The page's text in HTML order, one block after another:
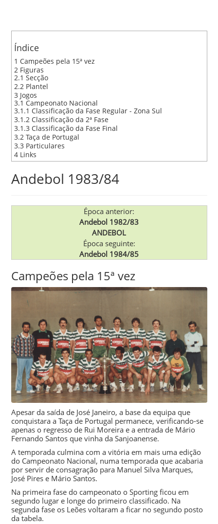
main
content
Índice
1 Campeões pela 15ª vez
2 Figuras
2.1 Secção
2.2 Plantel
3 Jogos
3.1 Campeonato Nacional
3.1.1 Classificação da Fase Regular - Zona Sul
3.1.2 Classificação da 2ª Fase
3.1.3 Classificação da Fase Final
3.2 Taça de Portugal
3.3 Particulares
4 Links
Andebol 1983/84
Época anterior:
Andebol 1982/83
ANDEBOL
Época seguinte:
Andebol 1984/85
Campeões pela 15ª vez
Apesar da saída de José Janeiro, a base da equipa que
conquistara a Taça de Portugal permanece, verificando-se
apenas o regresso de Rui Moreirae a entrada de Mário
Fernando Santosque vinha da Sanjoanense.
A temporada culmina com a vitória em mais uma edição
do Campeonato Nacional, numa temporada que acabaria
por servir de consagração para Manuel Silva Marques,
José Pirese Mário Santos.
Na primeira fase do campeonato o Sportingficou em
segundo lugar e longe do primeiro classificado. Na
segunda fase os Leões voltaram a ficar no segundo posto
da tabela.